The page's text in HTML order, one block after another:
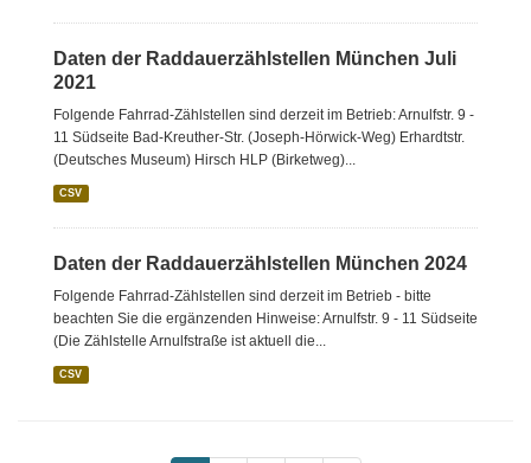
Daten der Raddauerzählstellen München Juli
2021
Folgende Fahrrad-Zählstellen sind derzeit im Betrieb: Arnulfstr. 9 -
11 Südseite Bad-Kreuther-Str. (Joseph-Hörwick-Weg) Erhardtstr.
(Deutsches Museum) Hirsch HLP (Birketweg)...
CSV
Daten der Raddauerzählstellen München 2024
Folgende Fahrrad-Zählstellen sind derzeit im Betrieb - bitte
beachten Sie die ergänzenden Hinweise: Arnulfstr. 9 - 11 Südseite
(Die Zählstelle Arnulfstraße ist aktuell die...
CSV